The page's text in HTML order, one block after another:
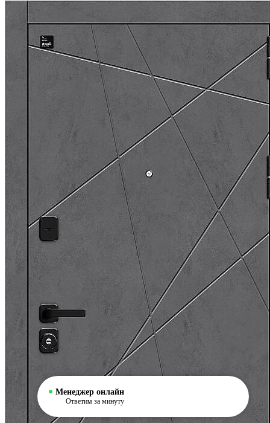
Менеджер онлайн
Ответим за минуту